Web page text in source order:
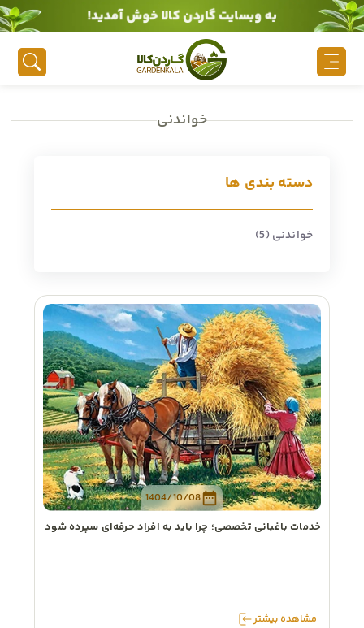
به وبسایت گاردن کالا خوش آمدید!
خواندنی
1404/10/08
خدمات باغبانی تخصصی؛ چرا باید به افراد حرفه‌ای سپرده شود
مشاهده بیشتر
دسته بندی ها
خواندنی (5)